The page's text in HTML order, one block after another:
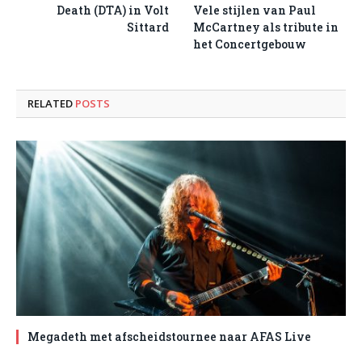
Death (DTA) in Volt
Sittard
Vele stijlen van Paul
McCartney als tribute in
het Concertgebouw
RELATED POSTS
Megadeth met afscheidstournee naar AFAS Live